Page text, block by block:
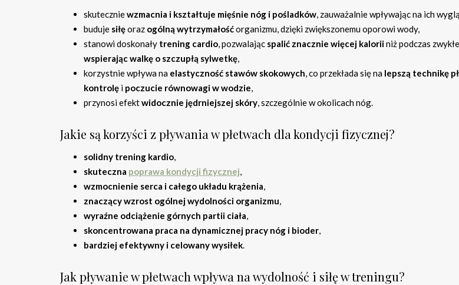
skuteczniewzmacnia i kształtuje mięśnie nóg i pośladków, zauważalnie wpływając na ich
buduje siłęoraz ogólną wytrzymałośćorganizmu, dzięki zwiększonemu oporowi wody,
stanowi doskonały trening cardio, pozwalając spalić znacznie więcej kaloriiniż podczas
wspierając walkę o szczupłą sylwetkę,
korzystnie wpływa na elastyczność stawów skokowych, co przekłada się na lepszą technikę
kontrolę i poczucie równowagi w wodzie,
przynosi efektwidocznie jędrniejszej skóry, szczególnie w okolicach nóg.
Jakie są korzyści z pływania w płetwach dla kondycji fizycznej?
solidny trening kardio,
skuteczna poprawa kondycji fizycznej,
wzmocnienie serca i całego układu krążenia,
znaczący wzrost ogólnej wydolności organizmu,
wyraźne odciążenie górnych partii ciała,
skoncentrowana praca na dynamicznej pracy nóg i bioder,
bardziej efektywny i celowany wysiłek.
Jak pływanie w płetwach wpływa na wydolność i siłę w treningu?